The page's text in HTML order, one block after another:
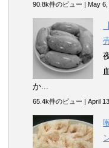
90.8k件のビュー | May
か...
65.4k件のビュー | April